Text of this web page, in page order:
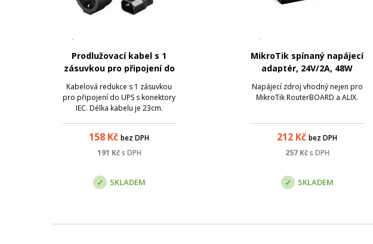
Prodlužovací kabel s 1
zásuvkou pro připojení do
UPS, 23cm
Kabelová redukce s 1 zásuvkou
pro připojení do UPS s konektory
IEC. Délka kabelu je 23cm.
158 Kč bez DPH
191 Kčs DPH
SKLADEM
MikroTik spínaný napájecí
adaptér, 24V/2A, 48W
Napájecí zdroj vhodný nejen pro
MikroTik RouterBOARD a ALIX.
212 Kč bez DPH
257Kč s DPH
SKLADEM